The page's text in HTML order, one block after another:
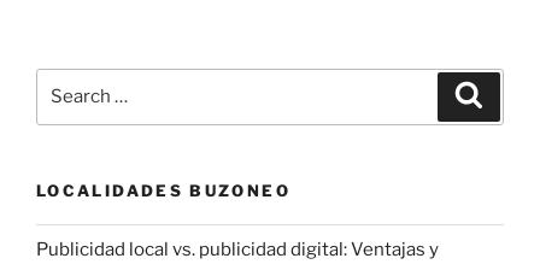
LOCALIDADES BUZONEO
Publicidad local vs. publicidad digital: Ventajas y